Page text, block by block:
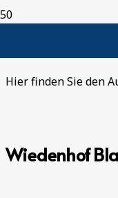
Hier finden Sie den
Wiedenhof